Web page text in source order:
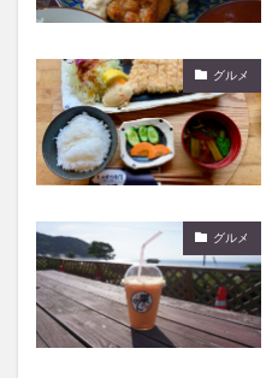
グルメ
グルメ